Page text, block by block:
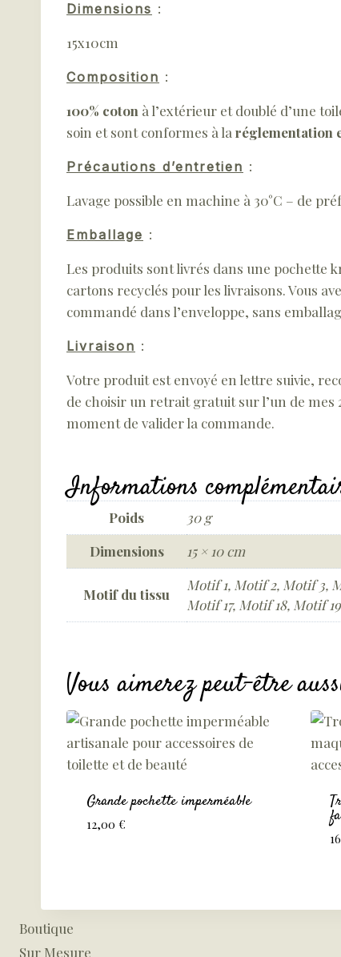
Dimensions :
15x10cm
Composition :
100% coton à l’extérieur et doublé d’une
soin et sont conformes à la réglementation
Précautions d’entretien :
Lavage possible en machine à 30°C – de
Emballage :
Les produits sont livrés dans une pochette
cartons recyclés pour les livraisons. Vous
commandé dans l’enveloppe, sans
Livraison :
Votre produit est envoyé en lettre suivie,
de choisir un retrait gratuit sur l’un de mes
moment de valider la commande.
Informations
Poids
30 g
Dimensions
15 × 10 cm
Motif du tissu
Motif 1, Motif 2, Motif 3,
Motif 17, Motif 18, Motif 19
Vous aimerez peut-être
Grande pochette imperméable
12,00 €
Boutique
Sur Mesure